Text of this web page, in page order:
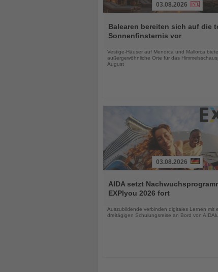
Sie
die
03.08.2026
Balearen bereiten sich auf die
Sonnenfinsternis vor
Vestige-Häuser auf Menorca und Mallorca
außergewöhnliche Orte für das
August
Sie
die
Nachrichten
03.08.2026
AIDA setzt
EXPIyou 2026 fort
Auszubildende verbinden digitales Lernen mit
dreitägigen Schulungsreise an Bord von